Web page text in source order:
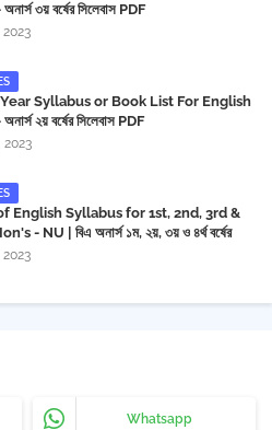
৩য় বর্ষের সিলেবাস PDF
Syllabus or Book List For English
২য় বর্ষের সিলেবাস PDF
2023
English Syllabus for 1st, 2nd, 3rd &
- NU | বিএ অনার্স ১ম, ২য়, ৩য় ও ৪র্থ বর্ষের
জাতীয় বিশ্ববিদ্যালয় | Download PDF
Whatsapp